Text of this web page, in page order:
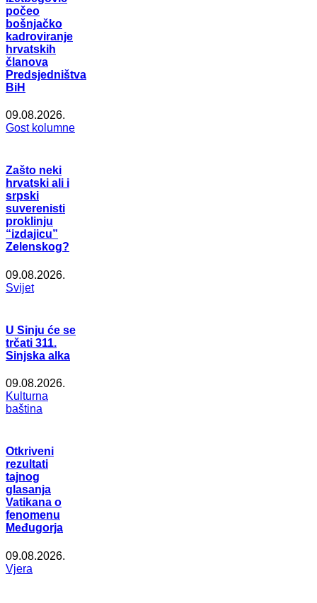
počeo
bošnjačko
kadroviranje
hrvatskih
članova
Predsjedništva
BiH
09.08.2026.
Gost kolumne
Zašto neki
hrvatski ali i
srpski
suverenisti
proklinju
“izdajicu”
Zelenskog?
09.08.2026.
Svijet
U Sinju će se
trčati 311.
Sinjska alka
09.08.2026.
Kulturna
baština
Otkriveni
rezultati
tajnog
glasanja
Vatikana o
fenomenu
Međugorja
09.08.2026.
Vjera